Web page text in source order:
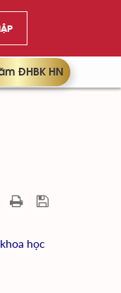
ĐHBK HN
học